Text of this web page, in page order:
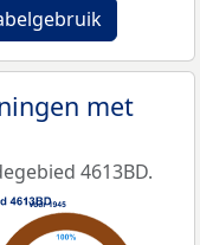
met
4613BD.